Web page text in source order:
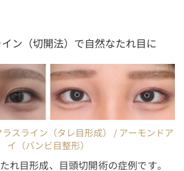
ン（切開法）で自然なたれ目に
スライン（タレ目形成） / アーモンドア
イ（バンビ目整形）
れ目形成、目頭切開術の症例です。